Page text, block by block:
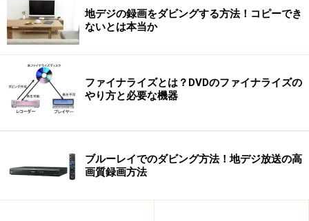
地デジの録画をダビングする方法！コピーでき
ないとは本当か
ファイナライズとは？DVDのファイナライズの
やり方と必要な機器
ブルーレイでのダビング方法！地デジ放送の高
画質録画方法